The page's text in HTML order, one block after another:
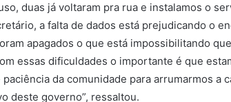
duas já voltaram pra rua e instalamos o
a falta de dados está prejudicando o
apagados o que está impossibilitando
essas dificuldades o importante é que
paciência da comunidade para arrumarmos a
deste governo”, ressaltou.